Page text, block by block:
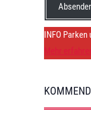
INFO
Mehr